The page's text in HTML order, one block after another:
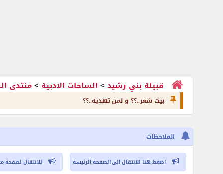
قبيلة بني رشيد > الساحات الادبية >منتدى
بيت شعر..؟؟ و لمن تهديه..؟؟
الملاحظات
اضغط هنا للانتقال الى الصفحة الرئيسة للانتقال لصفحة